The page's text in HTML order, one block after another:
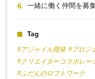
一緒に働く仲間を募
Tag
#アジャイル開発 #プロジ
#クリエイターコラボレー
#ふだんのロフトワーク